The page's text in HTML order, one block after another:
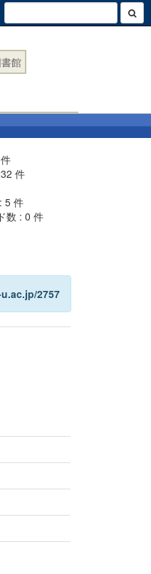
館
件
件
:5 件
数 :0 件
2757